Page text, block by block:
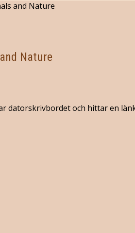
and Nature
Nature
datorskrivbordet och hittar en